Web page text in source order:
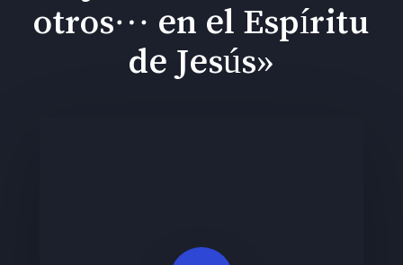
otros… en el Espíritu
de Jesús»
Play Video